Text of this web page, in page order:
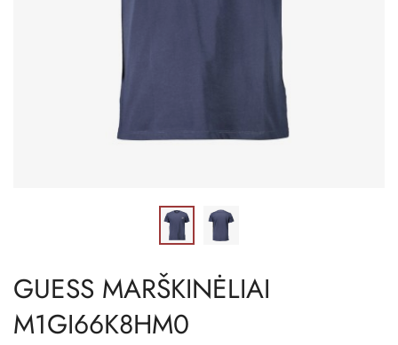
GUESS MARŠKINĖLIAI
M1GI66K8HM0